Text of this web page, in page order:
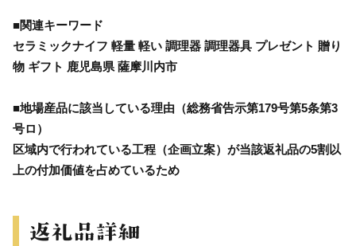
■関連キーワード
セラミックナイフ 軽量 軽い 調理器 調理器具 プレゼント 贈り
物 ギフト 鹿児島県 薩摩川内市
■地場産品に該当している理由（総務省告示第179号第5条第3
号ロ）
区域内で行われている工程（企画立案）が当該返礼品の5割以
上の付加価値を占めているため